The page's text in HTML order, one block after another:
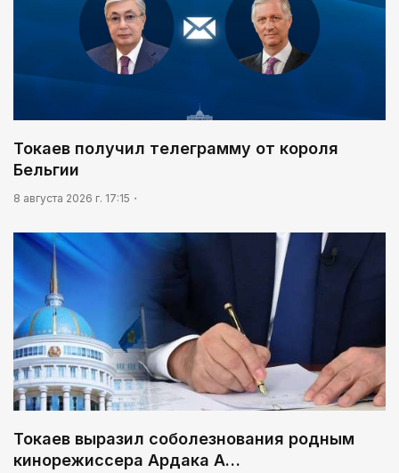
Токаев получил телеграмму от короля
Бельгии
8 августа 2026 г. 17:15
Токаев выразил соболезнования родным
кинорежиссера Ардака А…